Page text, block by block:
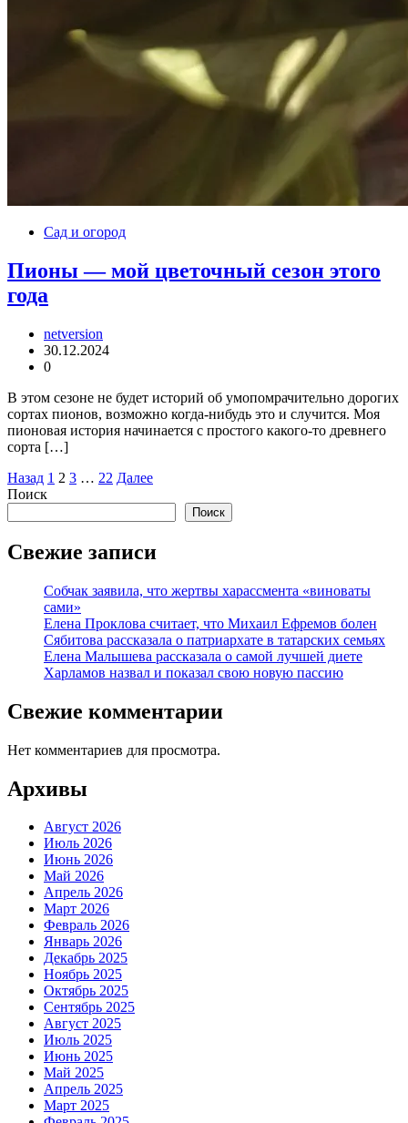
Сад и огород
Пионы — мой цветочный сезон этого
года
netversion
30.12.2024
0
В этом сезоне не будет историй об умопомрачительно дорогих
сортах пионов, возможно когда-нибудь это и случится. Моя
пионовая история начинается с простого какого-то древнего
сорта […]
Пагинация
записей
Назад 1 2 3 … 22 Далее
Поиск
Поиск
Свежие записи
Собчак заявила, что жертвы харассмента «виноваты
сами»
Елена Проклова считает, что Михаил Ефремов болен
Сябитова рассказала о патриархате в татарских семьях
Елена Малышева рассказала о самой лучшей диете
Харламов назвал и показал свою новую пассию
Свежие комментарии
Нет комментариев для просмотра.
Архивы
Август 2026
Июль 2026
Июнь 2026
Май 2026
Апрель 2026
Март 2026
Февраль 2026
Январь 2026
Декабрь 2025
Ноябрь 2025
Октябрь 2025
Сентябрь 2025
Август 2025
Июль 2025
Июнь 2025
Май 2025
Апрель 2025
Март 2025